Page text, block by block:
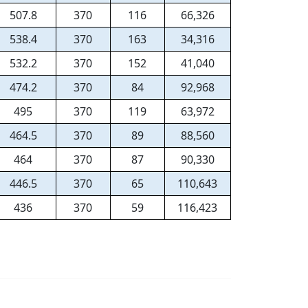
507.8 370 116
66,326
538.4
370 163
34,316
532.2
370 152
41,040
474.2
370 84
92,968
495
370 119
63,972
464.5
370 89
88,560
464
370 87
90,330
446.5
370 65
110,643
436
370 59 116,423